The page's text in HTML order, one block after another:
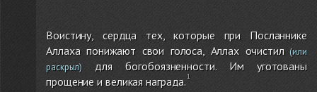
Воистину, сердца тех, которые при Посланнике
Аллаха понижают свои голоса, Аллах очистил(или
раскрыл)
для богобоязненности. Им уготованы
прощение и великая награда.